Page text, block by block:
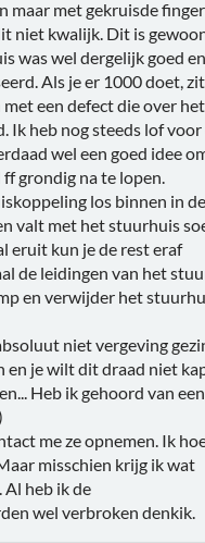
en verwijder het
niet vergeving
en je wilt dit draad niet
Heb ik gehoord van een
me ze opnemen. Ik
misschien krijg ik wat
Al heb ik de
wel verbroken denkik.
1 2 3 4